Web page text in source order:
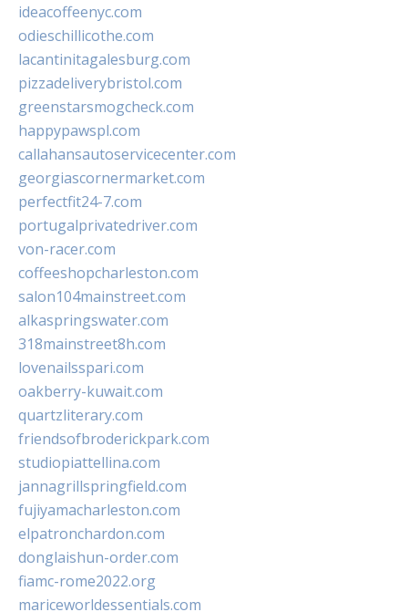
ideacoffeenyc.com
odieschillicothe.com
lacantinitagalesburg.com
pizzadeliverybristol.com
greenstarsmogcheck.com
happypawspl.com
callahansautoservicecenter.com
georgiascornermarket.com
perfectfit24-7.com
portugalprivatedriver.com
von-racer.com
coffeeshopcharleston.com
salon104mainstreet.com
alkaspringswater.com
318mainstreet8h.com
lovenailsspari.com
oakberry-kuwait.com
quartzliterary.com
friendsofbroderickpark.com
studiopiattellina.com
jannagrillspringfield.com
fujiyamacharleston.com
elpatronchardon.com
donglaishun-order.com
fiamc-rome2022.org
mariceworldessentials.com